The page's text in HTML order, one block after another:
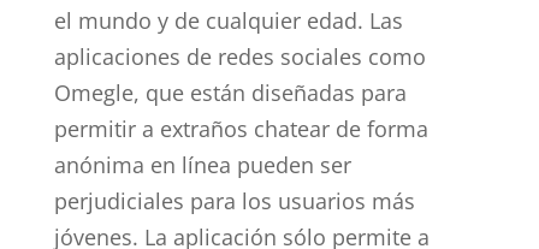
el mundo y de cualquier edad. Las
aplicaciones de redes sociales como
Omegle, que están diseñadas para
permitir a extraños chatear de forma
anónima en línea pueden ser
perjudiciales para los usuarios más
jóvenes. La aplicación sólo permite a